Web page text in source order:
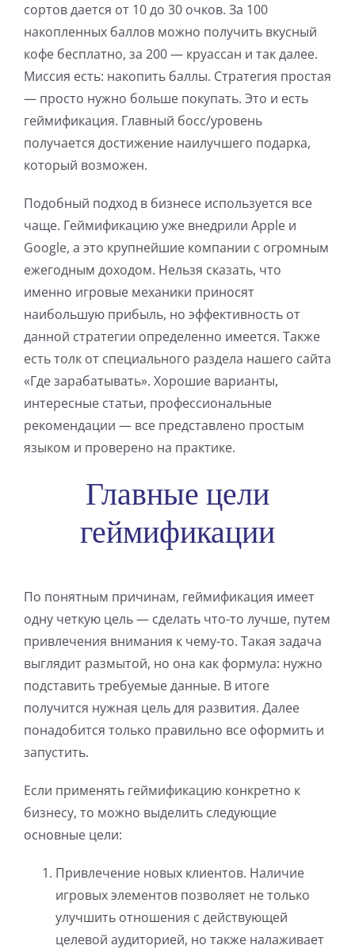
сортов дается от 10 до 30 очков. За 100
накопленных баллов можно получить вкусный
кофе бесплатно, за 200 — круассан и так далее.
Миссия есть: накопить баллы. Стратегия простая
— просто нужно больше покупать. Это и есть
геймификация. Главный босс/уровень
получается достижение наилучшего подарка,
который возможен.
Подобный подход в бизнесе используется все
чаще. Геймификацию уже внедрили Apple и
Google, а это крупнейшие компании с огромным
ежегодным доходом. Нельзя сказать, что
именно игровые механики приносят
наибольшую прибыль, но эффективность от
данной стратегии определенно имеется. Также
есть толк от специального раздела нашего сайта
«Где зарабатывать». Хорошие варианты,
интересные статьи, профессиональные
рекомендации — все представлено простым
языком и проверено на практике.
Главные цели
геймификации
По понятным причинам, геймификация имеет
одну четкую цель — сделать что-то лучше, путем
привлечения внимания к чему-то. Такая задача
выглядит размытой, но она как формула: нужно
подставить требуемые данные. В итоге
получится нужная цель для развития. Далее
понадобится только правильно все оформить и
запустить.
Если применять геймификацию конкретно к
бизнесу, то можно выделить следующие
основные цели:
Привлечение новых клиентов. Наличие
игровых элементов позволяет не только
улучшить отношения с действующей
целевой аудиторией, но также налаживает